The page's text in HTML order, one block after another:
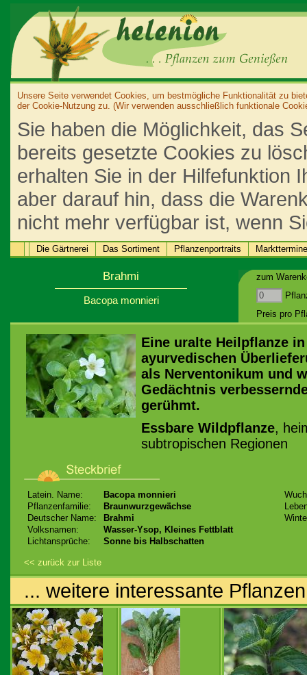
Unsere Seite verwendet Cookies, um bestmögliche Funktionalität zu
der Cookie-Nutzung zu. (Wir verwenden ausschließlich funktionale
Sie haben die Möglichkeit, das
bereits gesetzte Cookies zu
erhalten Sie in der Hilfefunktion
aber darauf hin, dass die
nicht mehr verfügbar ist, wenn
Die Gärtnerei Das Sortiment Pflanzenportraits Markttermine
Brahmi
Bacopa monnieri
zum
Preis pro
Eine uralte Heilpflanze
ayurvedischen
als Nerventonikum und
Gedächtnis
gerühmt.
Essbare Wildpflanze,
subtropischen Regionen
Latein. Name:
Bacopa monnieri
Pflanzenfamilie:
Braunwurzgewächse
Deutscher Name:
Brahmi
Volksnamen:
Wasser-Ysop, Kleines Fettblatt
Lichtansprüche:
Sonne bis Halbschatten
<< zurück zur Liste
... weitere interessante Pflanzen